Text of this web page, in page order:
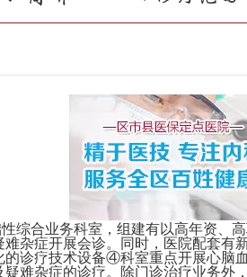
合业务科室，组建有以高年资、
杂症开展会诊。同时，医院配套有
诊疗技术设备④科室重点开展心脑
难杂症的诊疗。除门诊治疗业务外